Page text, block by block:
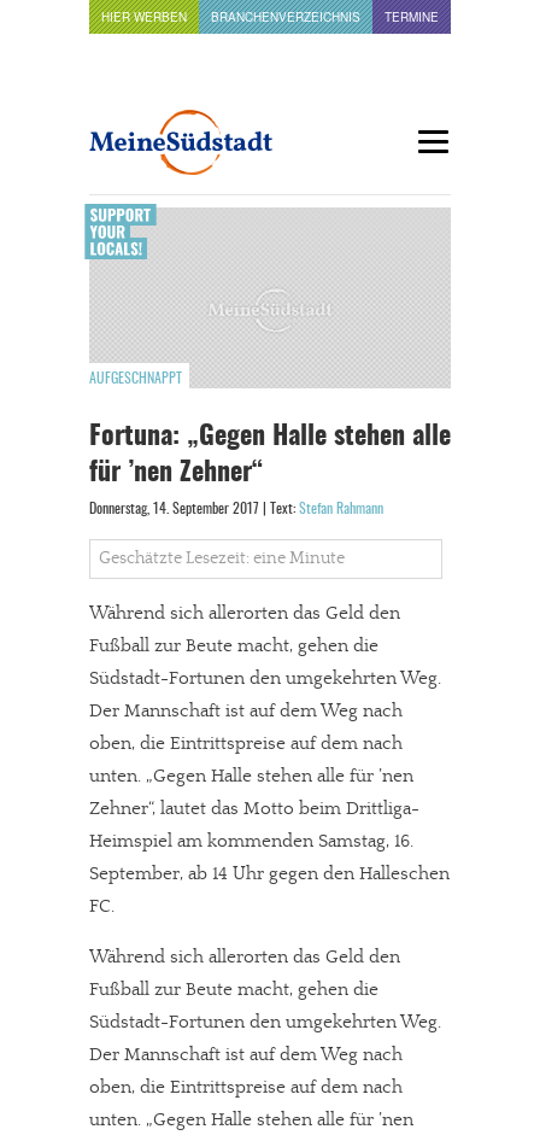
HIER WERBEN BRANCHENVERZEICHNIS TERMINE
AUFGESCHNAPPT
Fortuna: „Gegen Halle stehen alle
für ’nen Zehner“
Donnerstag, 14. September 2017 | Text: Stefan Rahmann
Geschätzte Lesezeit: eine Minute
Während sich allerorten das Geld den
Fußball zur Beute macht, gehen die
Südstadt-Fortunen den umgekehrten Weg.
Der Mannschaft ist auf dem Weg nach
oben, die Eintrittspreise auf dem nach
unten. „Gegen Halle stehen alle für ’nen
Zehner“, lautet das Motto beim Drittliga-
Heimspiel am kommenden Samstag, 16.
September, ab 14 Uhr gegen den Halleschen
FC.
Während sich allerorten das Geld den
Fußball zur Beute macht, gehen die
Südstadt-Fortunen den umgekehrten Weg.
Der Mannschaft ist auf dem Weg nach
oben, die Eintrittspreise auf dem nach
unten. „Gegen Halle stehen alle für ’nen